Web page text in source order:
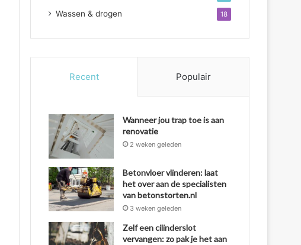
Wassen & drogen 18
Recent Populair
Wanneer jou trap toe is aan
renovatie
2 weken geleden
Betonvloer vlinderen: laat
het over aan de specialisten
van betonstorten.nl
3 weken geleden
Zelf een cilinderslot
vervangen: zo pak je het aan